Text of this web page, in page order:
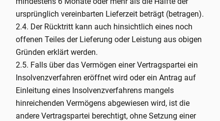
ursprünglich vereinbarten Lieferzeit beträgt (betragen).
2.4. Der Rücktritt kann auch hinsichtlich eines noch
offenen Teiles der Lieferung oder Leistung aus obigen
Gründen erklärt werden.
2.5. Falls über das Vermögen einer Vertragspartei ein
Insolvenzverfahren eröffnet wird oder ein Antrag auf
Einleitung eines Insolvenzverfahrens mangels
hinreichenden Vermögens abgewiesen wird, ist die
andere Vertragspartei berechtigt, ohne Setzung einer